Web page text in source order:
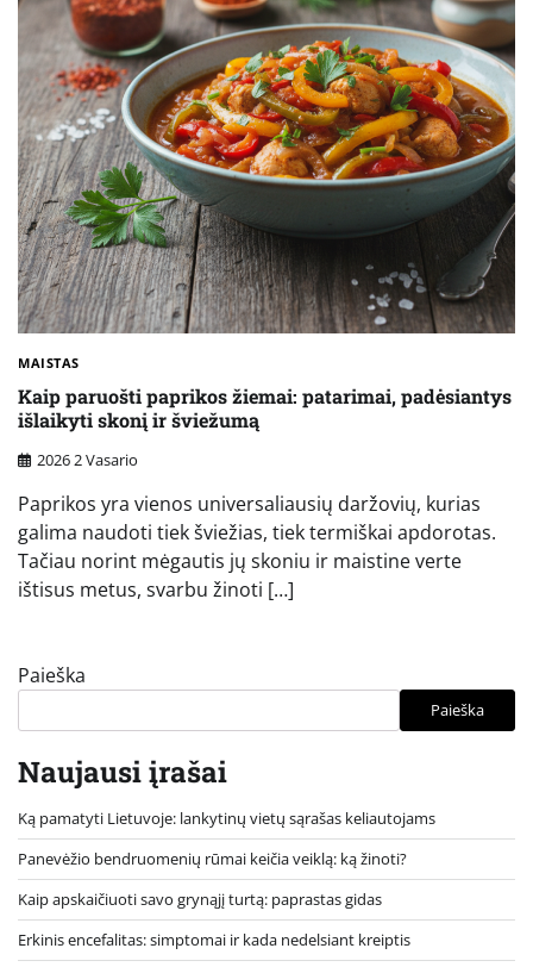
MAISTAS
Kaip paruošti paprikos žiemai: patarimai, padėsiantys
išlaikyti skonį ir šviežumą
2026 2 Vasario
Paprikos yra vienos universaliausių daržovių, kurias
galima naudoti tiek šviežias, tiek termiškai apdorotas.
Tačiau norint mėgautis jų skoniu ir maistine verte
ištisus metus, svarbu žinoti […]
Paieška
Paieška
Naujausi įrašai
Ką pamatyti Lietuvoje: lankytinų vietų sąrašas keliautojams
Panevėžio bendruomenių rūmai keičia veiklą: ką žinoti?
Kaip apskaičiuoti savo grynąjį turtą: paprastas gidas
Erkinis encefalitas: simptomai ir kada nedelsiant kreiptis